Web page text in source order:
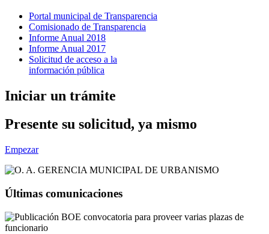
Portal municipal de Transparencia
Comisionado de Transparencia
Informe Anual 2018
Informe Anual 2017
Solicitud de acceso a la
información pública
Iniciar un trámite
Presente su solicitud, ya mismo
Empezar
Últimas comunicaciones